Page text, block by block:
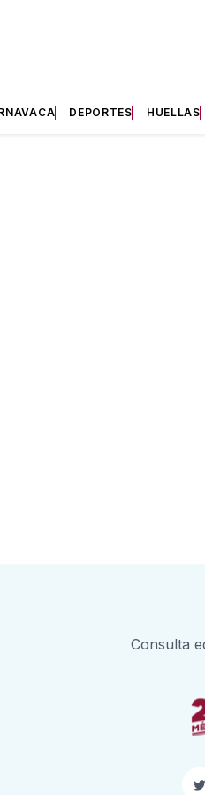
DEPORTES HUELLAS
Consulta